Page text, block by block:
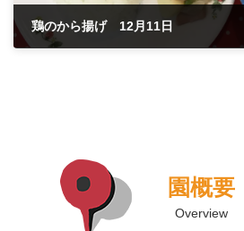
鶏のから揚げ 12月11日
園概要
Overview